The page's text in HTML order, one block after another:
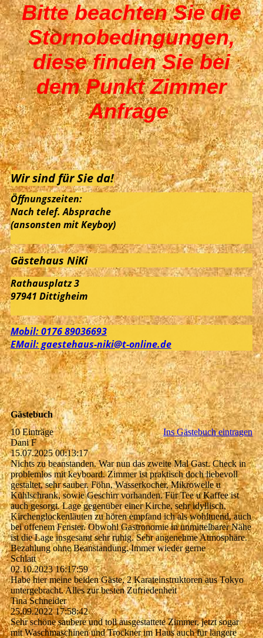
Bitte beachten Sie die
Stornobedingungen,
diese finden Sie bei
dem Punkt Zimmer
Anfrage
Wir sind für Sie da!
Öffnungszeiten:
Nach telef. Absprache
(ansonsten mit Keyboy)
Gästehaus NiKi
Rathausplatz 3
97941 Dittigheim
Mobil: 0176 89036693
EMail: gaestehaus-niki@t-online.de
Gästebuch
10 Einträge
Ins Gästebuch eintragen
Dani F
15.07.2025 00:13:17
Nichts zu beanstanden. War nun das zweite Mal Gast. Check in
problemlos mit keyboard. Zimmer ist praktisch doch liebevoll
gestaltet, sehr sauber. Föhn, Wasserkocher, Mikrowelle u
Kühlschrank, sowie Geschirr vorhanden. Für Tee u Kaffee ist
auch gesorgt. Lage gegenüber einer Kirche, sehr idyllisch,
Kirchenglockenläuten zu hören empfand ich als wohltuend, auch
bei offenem Fenster. Obwohl Gastronomie in unmittelbarer Nähe
ist die Lage insgesamt sehr ruhig. Sehr angenehme Atmosphäre.
Bezahlung ohne Beanstandung. Immer wieder gerne
Schlatt
02.10.2023 16:17:59
Habe hier meine beiden Gäste, 2 Karateinstruktoren aus Tokyo
untergebracht. Alles zur besten Zufriedenheit
Tina Schneider
25.09.2022 17:58:42
Sehr schöne saubere und toll ausgestattete Zimmer, jetzt sogar
mit Waschmaschinen und Trockner im Haus auch für längere